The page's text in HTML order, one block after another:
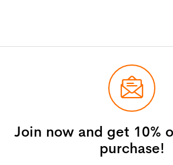
Join now and get 10%
purchase!